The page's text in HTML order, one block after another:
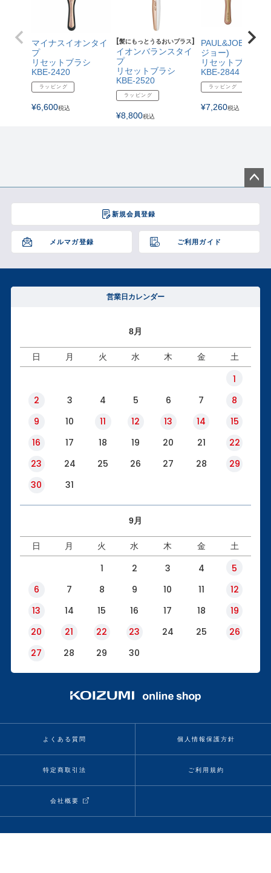
マイナスイオンタイ
プ
リセットブラシ
KBE-2420
ラッピング
¥6,600税込
[髪にもっとうるおいプラス]
イオンバランスタイ
プ
リセットブラシ
KBE-2520
ラッピング
¥8,800税込
PAUL&JOE(ポー
ジョー)
リセットブラシ
KBE-2844
ラッピング
¥7,260税込
新規会員登録
メルマガ登録 ご利用ガイド
ジト
へ
営業日カレンダー
8月
日 月 火 水 木 金 土
1
2
3 4 5 6 7
8
9
10 11 12 13 14
15
16
17 18 19 20 21
22
23
24 25 26 27 28
29
30
31
9月
日 月 火 水 木 金 土
1 2 3 4
5
6
7 8 9 10 11
12
13
14 15 16 17 18
19
20
21 22 23 24 25
26
27
28 29 30
よくある質問 個人情報保護方針
特定商取引法 ご利用規約
会社概要